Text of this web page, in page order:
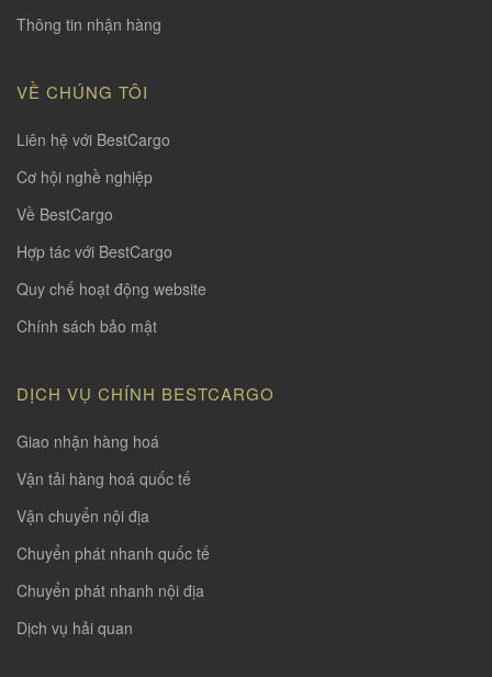
Thông tin nhận hàng
VỀ CHÚNG TÔI
Liên hệ với BestCargo
Cơ hội nghề nghiệp
Về BestCargo
Hợp tác với BestCargo
Quy chế hoạt động website
Chính sách bảo mật
DỊCH VỤ CHÍNH BESTCARGO
Giao nhận hàng hoá
Vận tải hàng hoá quốc tế
Vận chuyển nội địa
Chuyển phát nhanh quốc tế
Chuyển phát nhanh nội địa
Dịch vụ hải quan